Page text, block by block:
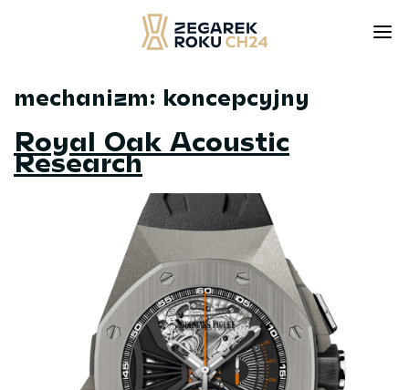
Skip
content
mechanizm: koncepcyjny
Royal Oak Acoustic
Research